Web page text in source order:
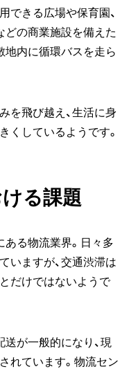
できる広場や保育園、
どの商業施設を備えた
地内に循環バスを走ら
を飛び越え、生活に身
くしているようです。
る課題
ある物流業界。日々多
いますが、交通渋滞は
だけではないようで
が一般的になり、現
れています。物流セン